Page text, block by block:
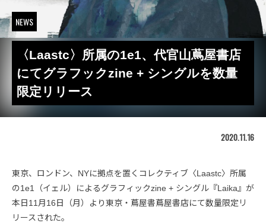
NEWS
〈Laastc〉所属の1e1、代官山蔦屋書店
にてグラフックzine + シングルを数量
限定リリース
2020.11.16
東京、ロンドン、NYに拠点を置くコレクティブ〈Laastc〉所属
の1e1（イェル）によるグラフィックzine + シングル『Laika』が
本日11月16日（月）より東京・蔦屋書蔦屋書店にて数量限定リ
リースされた。